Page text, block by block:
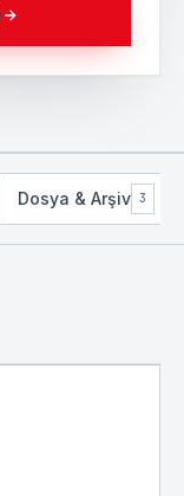
Dosya & Arşiv 3